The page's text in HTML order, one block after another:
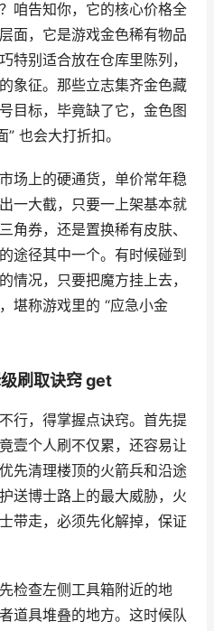
咱告知你，它的核心价格全
面，它是游戏金色稀有物品
特别适合放在仓库里陈列，
象征。那些立志集齐金色藏
目标，毕竟缺了它，金色图
也会大打折扣。
场上的硬通货，单价常年稳
一大截，只要一上架基本就
角券，还是置换稀有皮肤、
途径其中一个。有时候碰到
情况，只要把魔方挂上去，
堪称游戏里的 “应急小金
刷取诀窍 get
行，得掌握点诀窍。首先提
壹个人刷不仅累，还容易让
先清理楼顶的火箭兵和沿途
送博士路上的最大威胁，火
带走，必须先化解掉，保证
检查左侧工具箱附近的地
道具堆叠的地方。这时候队